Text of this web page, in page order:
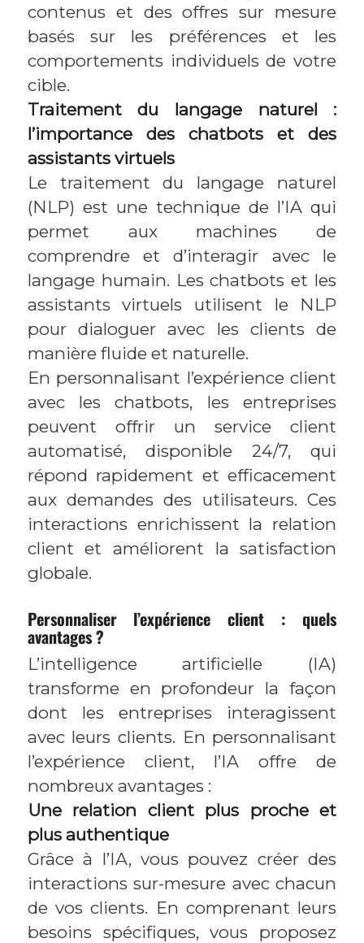
contenus et des offres sur mesure
basés sur les préférences et les
comportements individuels de votre
cible.
Traitement du langage naturel :
l’importance des chatbots et des
assistants virtuels
Le traitement du langage naturel
(NLP) est une technique de l’IA qui
permet aux machines de
comprendre et d’interagir avec le
langage humain. Les chatbots et les
assistants virtuels utilisent le NLP
pour dialoguer avec les clients de
manière fluide et naturelle.
En personnalisant l’expérience client
avec les chatbots, les entreprises
peuvent offrir un service client
automatisé, disponible 24/7, qui
répond rapidement et efficacement
aux demandes des utilisateurs. Ces
interactions enrichissent la relation
client et améliorent la satisfaction
globale.
Personnaliser l’expérience client : quels
avantages ?
L’intelligence artificielle (IA)
transforme en profondeur la façon
dont les entreprises interagissent
avec leurs clients. En personnalisant
l’expérience client, l’IA offre de
nombreux avantages :
Une relation client plus proche et
plus authentique
Grâce à l’IA, vous pouvez créer des
interactions sur-mesure avec chacun
de vos clients. En comprenant leurs
besoins spécifiques, vous proposez